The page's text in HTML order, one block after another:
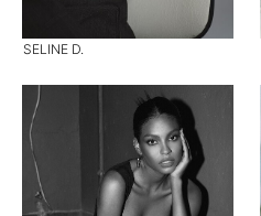
SELINE D.